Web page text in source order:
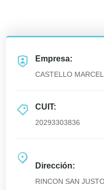
Empresa:
CASTELLO
CUIT:
20293303836
Dirección:
RINCON SAN